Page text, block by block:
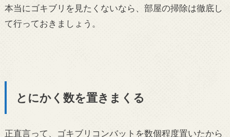
本当にゴキブリを見たくないなら、部屋の掃除は徹底し
て行っておきましょう。
とにかく数を置きまくる
正直言って、ゴキブリコンバットを数個程度置いたから